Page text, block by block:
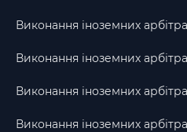
Виконання іноземних
Виконання іноземних
Виконання іноземних
Виконання іноземних